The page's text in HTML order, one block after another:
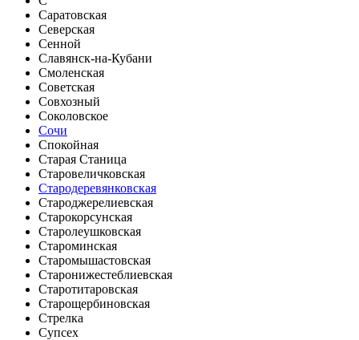
Саратовская
Северская
Сенной
Славянск-на-Кубани
Смоленская
Советская
Совхозный
Соколовское
Сочи
Спокойная
Старая Станица
Старовеличковская
Стародеревянковская
Староджерелиевская
Старокорсунская
Старолеушковская
Староминская
Старомышастовская
Старонижестеблиевская
Старотитаровская
Старощербиновская
Стрелка
Супсех